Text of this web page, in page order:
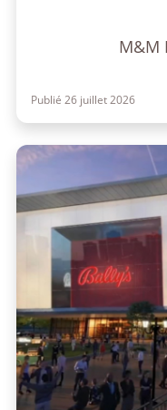
M&M
Publié 26 juillet 2026